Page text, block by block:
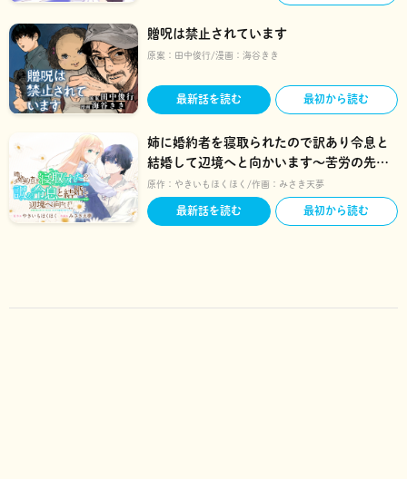
贈呪は禁止されています
原案： 田中俊行 漫画： 海谷きき
最新話を読む 最初から読む
姉に婚約者を寝取られたので訳あり令息と
結婚して辺境へと向かいます～苦労の先に
待っていたのは、まさかの溺愛と幸せでし
た～
原作： やきいもほくほく 作画： みさき天夢
最新話を読む 最初から読む